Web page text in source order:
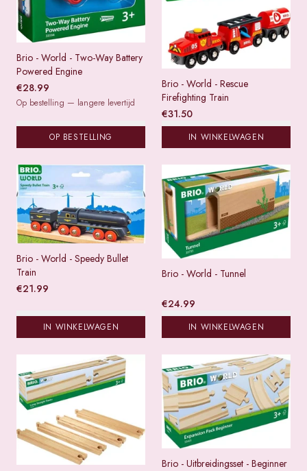
Brio - World - Two-Way Battery
Powered Engine
€28.99
Op bestelling — langere levertijd
OP BESTELLING
Brio - World - Rescue
Firefighting Train
€31.50
IN WINKELWAGEN
Brio - World - Speedy Bullet
Train
€21.99
IN WINKELWAGEN
Brio - World - Tunnel
€24.99
IN WINKELWAGEN
Brio - Uitbreidingsset - Beginner